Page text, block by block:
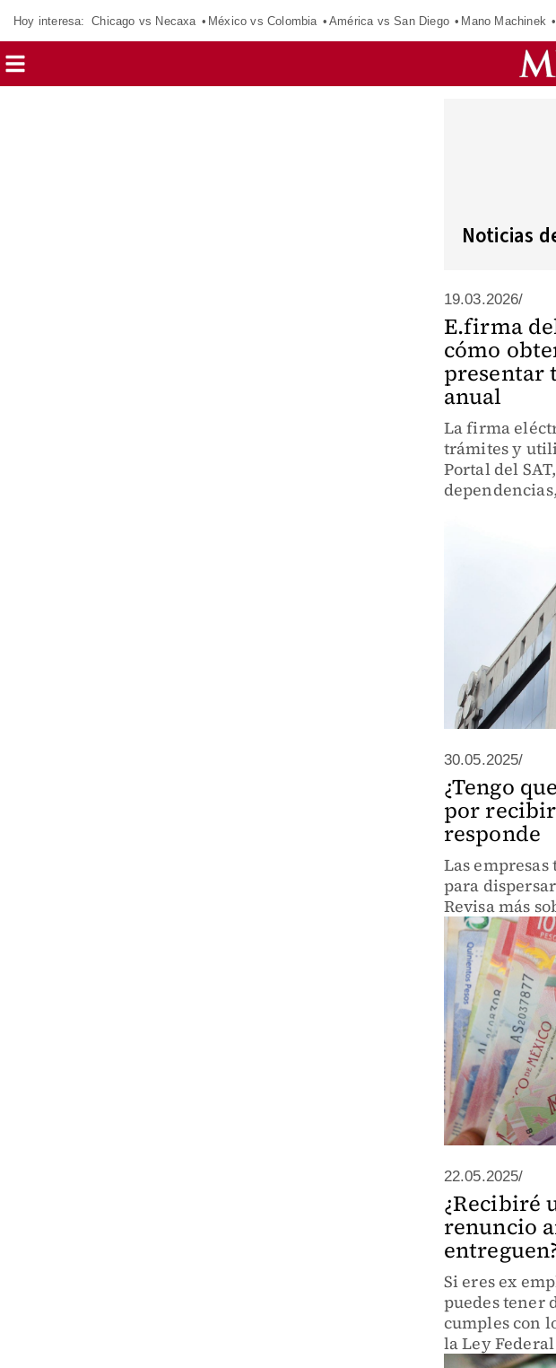
Hoy interesa: Chicago vs Necaxa México vs Colombia América vs San Diego Mano Machinek
Noticias
19.03.2026/
E.firma
cómo
presentar
anual
La firma
trámites y
Portal del
municipios y
30.05.2025/
¿Tengo
por recibir
responde
Las
para
Revisa más
22.05.2025/
¿Recibiré
renuncio
Si eres ex
puedes tener
cumples con
la Ley